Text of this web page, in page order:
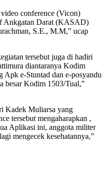
conference (Vicon)
Ankgatan Darat (KASAD)
S.E., M.M,” ucap
tersebut juga di hadiri
diantaranya Kodim
Apk e-Stuntad dan e-posyandu
besar Kodim 1503/Tual,”
Kadek Muliarsa yang
tersebut mengaharapkan ,
Aplikasi ini, anggota militer
mengecek kesehatannya,”